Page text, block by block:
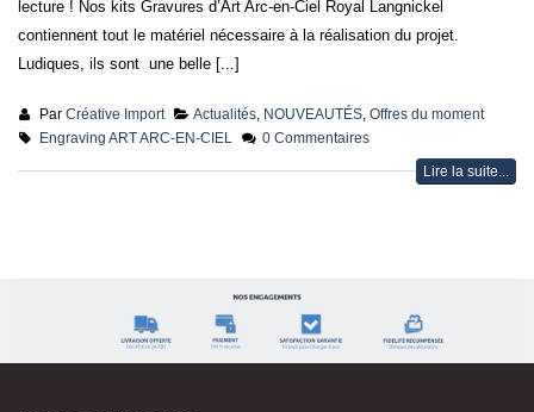
lecture ! Nos kits Gravures d’Art Arc-en-Ciel Royal Langnickel
contiennent tout le matériel nécessaire à la réalisation du projet.
Ludiques, ils sont une belle [...]
Par Créative Import Actualités NOUVEAUTÉS ,Offres du moment
Engraving ART ARC-EN-CIEL
0 Commentaires
Lire la suite...